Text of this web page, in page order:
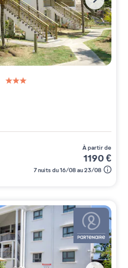
à partir de
1190€
7 nuits du 16/08 au 23/08